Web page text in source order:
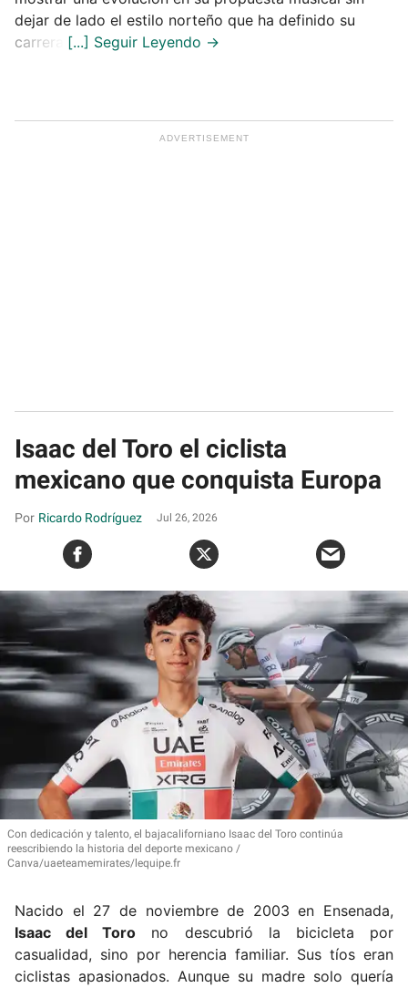
dejar de lado el estilo norteño que ha definido su
carrera.
Isaac del Toro el ciclista
mexicano que conquista Europa
Ricardo Rodríguez Jul 26, 2026
Con dedicación y talento, el bajacaliforniano Isaac del Toro continúa
reescribiendo la historia del deporte mexicano
Canva/uaeteamemirates/lequipe.fr
Nacido el 27 de noviembre de 2003 en Ensenada,
Isaac del Toro no descubrió la bicicleta por
casualidad, sino por herencia familiar. Sus tíos eran
ciclistas apasionados. Aunque su madre solo quería